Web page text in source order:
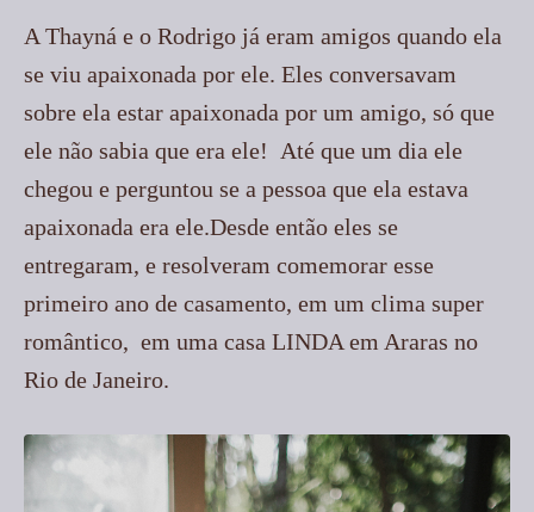
A Thayná e o Rodrigo já eram amigos quando ela
se viu apaixonada por ele. Eles conversavam
sobre ela estar apaixonada por um amigo, só que
ele não sabia que era ele! Até que um dia ele
chegou e perguntou se a pessoa que ela estava
apaixonada era ele.Desde então eles se
entregaram, e resolveram comemorar esse
primeiro ano de casamento, em um clima super
romântico, em uma casa LINDA em Araras no
Rio de Janeiro.